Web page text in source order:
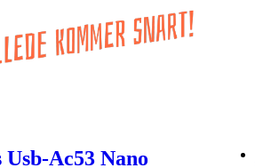
Usb-Ac53 Nano